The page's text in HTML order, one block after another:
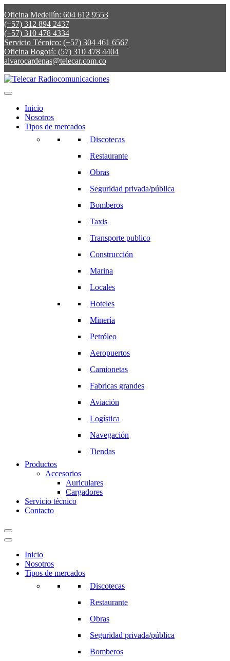
Oficina Medellín: 604 612 9553
(+57) 312 894 2437
(+57) 310 478 4334
Servicio Técnico: (+57) 304 461 6567
Oficina Bogotá: (57) 310 478 4404
alvarocardenas@telecar.com.co
Inicio
Nosotros
Tipos de mercados
Discotecas
Restaurante
Obras
Seguridad privada/pública
Bomberos
Taxis
Transporte publico
Construcción
Marina
Locales
Hoteles
Minería
Petróleo
Aeropuertos
Camionetas
Fabricas grandes
Aviación
Logística
Navegación
Tiendas
Productos
Accesorios
Auriculares
Cargadores
Servicio técnico
Contacto
Inicio
Nosotros
Tipos de mercados
Discotecas
Restaurante
Obras
Seguridad privada/pública
Bomberos